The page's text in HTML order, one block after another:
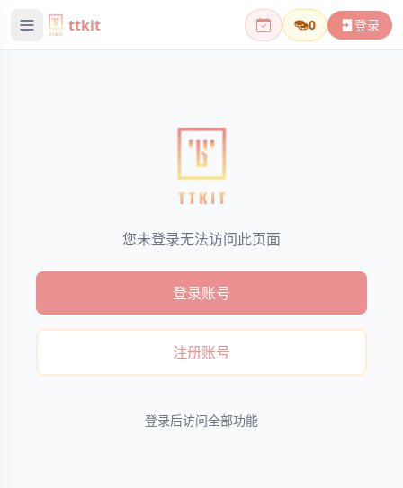
ttkit 0 登录
您未登录无法访问此页面
登录账号
注册账号
登录后访问全部功能